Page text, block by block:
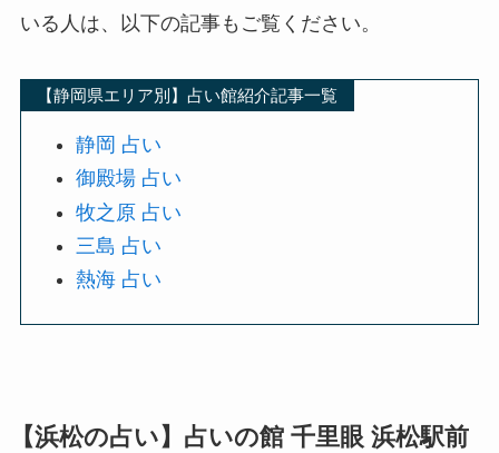
いる人は、以下の記事もご覧ください。
【静岡県エリア別】占い館紹介記事一覧
静岡 占い
御殿場 占い
牧之原 占い
三島 占い
熱海 占い
【浜松の占い】占いの館 千里眼 浜松駅前